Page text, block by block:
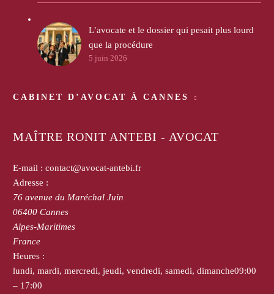
L’avocate et le dossier qui pesait plus lourd
que la procédure
5 juin 2026
CABINET D’AVOCAT À CANNES
MAÎTRE RONIT ANTEBI - AVOCAT
E-mail : contact@avocat-antebi.fr
Adresse :
76 avenue du Maréchal Juin
06400 Cannes
Alpes-Maritimes
France
Heures :
lundi, mardi, mercredi, jeudi, vendredi, samedi, dimanche09:00
– 17:00